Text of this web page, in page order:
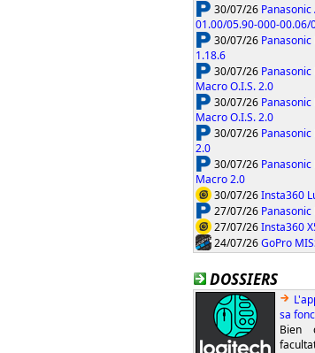
30/07/26 Panasonic
01.00/05.90-000-00.06/
30/07/26
1.18.6
30/07/26
Macro O.I.S. 2.0
30/07/26 Panasonic
Macro O.I.S. 2.0
30/07/26 Panasonic
2.0
30/07/26
Macro 2.0
30/07/26Insta360
27/07/26 Panasonic
27/07/26Insta360
24/07/26GoPro
DOSSIERS
sa
Bien